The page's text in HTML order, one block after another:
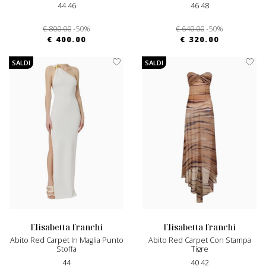
44 46
€ 800.00-50%
€ 400.00
46 48
€ 640.00-50%
€ 320.00
SALDI
elisabetta franchi
Abito Red Carpet In Maglia Punto
Stoffa
44
SALDI
elisabetta franchi
Abito Red Carpet Con Stampa
Tigre
40 42